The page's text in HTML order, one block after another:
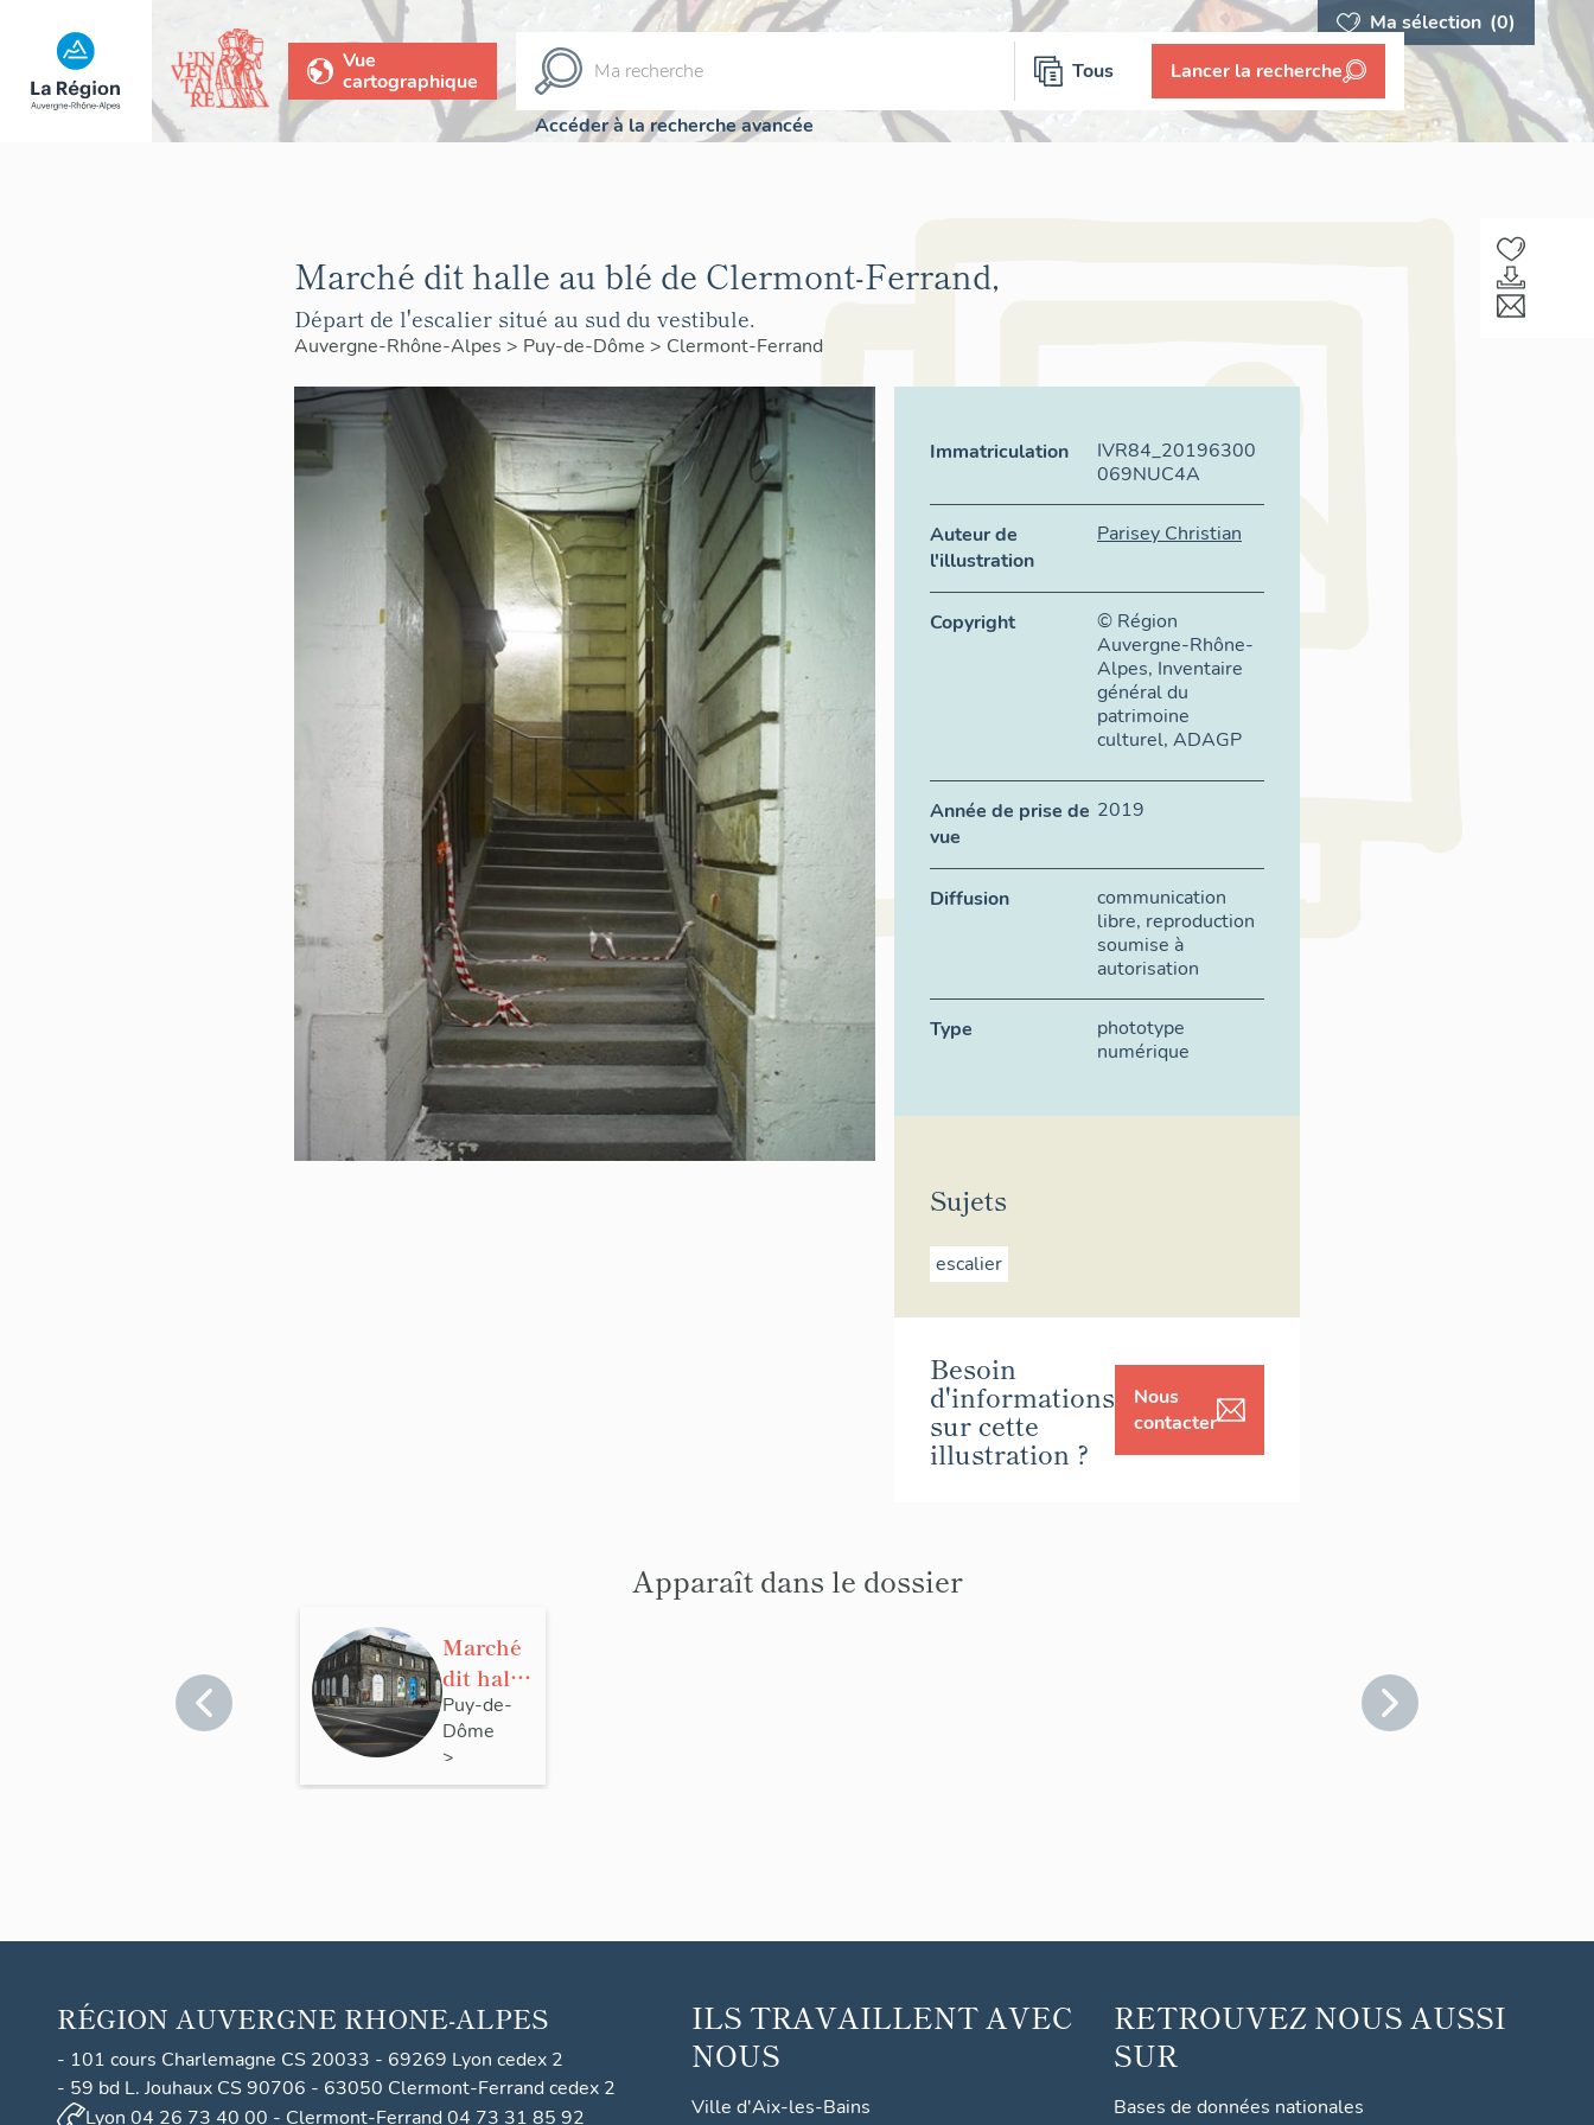
Ma sélection (0)
Vue
cartographique
Tous Lancer la recherche
Accéder à la recherche avancée
Marché dit halle au blé de Clermont-Ferrand,
Départ de l'escalier situé au sud du vestibule.
Auvergne-Rhône-Alpes > Puy-de-Dôme > Clermont-Ferrand
Immatriculation
IVR84_20196300
069NUC4A
Auteur de
l'illustration
Parisey Christian
Copyright
© Région
Auvergne-Rhône-
Alpes, Inventaire
général du
patrimoine
culturel, ADAGP
Année de prise de
vue
2019
Diffusion
communication
libre, reproduction
soumise à
autorisation
Type
phototype
numérique
Sujets
escalier
Besoin
d'informations
sur cette
illustration ?
Nous
contacter
Apparaît dans le dossier
Marché
dit halle
au blé
de
Clermo
Puy-de-
Dôme
>
Clermont-
RÉGION AUVERGNE RHONE-ALPES
- 101 cours Charlemagne CS 20033 - 69269 Lyon cedex 2
- 59 bd L. Jouhaux CS 90706 - 63050 Clermont-Ferrand cedex 2
Lyon 04 26 73 40 00 - Clermont-Ferrand 04 73 31 85 92
ILS TRAVAILLENT AVEC
NOUS
Ville d'Aix-les-Bains
RETROUVEZ NOUS AUSSI
SUR
Bases de données nationales